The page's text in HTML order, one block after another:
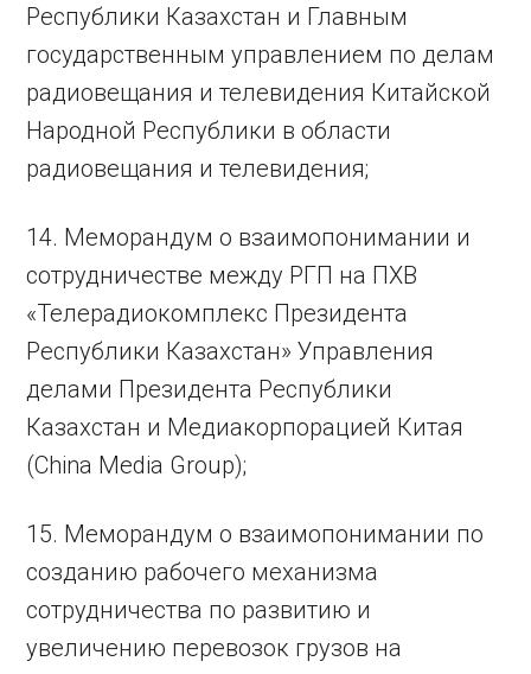
Республики Казахстан и Главным
государственным управлением по делам
радиовещания и телевидения Китайской
Народной Республики в области
радиовещания и телевидения;
14. Меморандум о взаимопонимании и
сотрудничестве между РГП на ПХВ
«Телерадиокомплекс Президента
Республики Казахстан» Управления
делами Президента Республики
Казахстан и Медиакорпорацией Китая
(China Media Group);
15. Меморандум о взаимопонимании по
созданию рабочего механизма
сотрудничества по развитию и
увеличению перевозок грузов на